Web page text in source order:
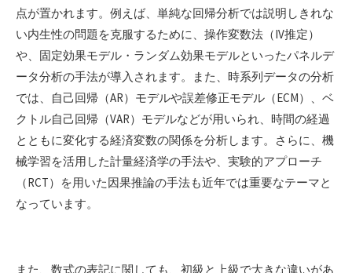
点が置かれます。例えば、単純な回帰分析では説明しきれな
い内生性の問題を克服するために、操作変数法（IV推定）
や、固定効果モデル・ランダム効果モデルといったパネルデ
ータ分析の手法が導入されます。また、時系列データの分析
では、自己回帰（AR）モデルや誤差修正モデル（ECM）、ベ
クトル自己回帰（VAR）モデルなどが用いられ、時間の経過
とともに変化する経済変数の関係を分析します。さらに、機
械学習を活用した計量経済学の手法や、実験的アプローチ
（RCT）を用いた因果推論の手法も近年では重要なテーマと
なっています。
また、数式の表記に関しても、初級と上級で大きな違いがあ